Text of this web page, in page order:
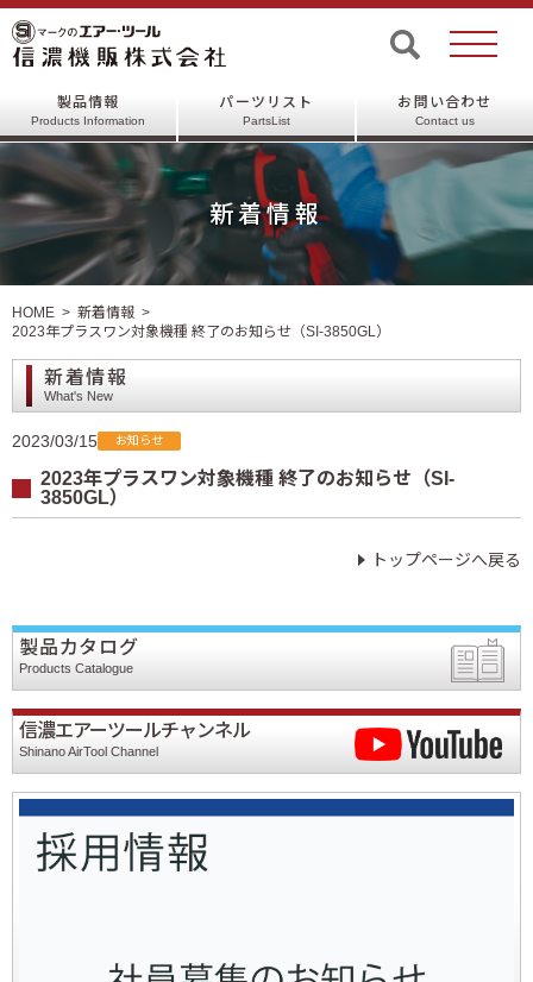
製品情報
Products Information
パーツリスト
PartsList
お問い合わせ
Contact us
新着情報
HOME
新着情報
2023年プラスワン対象機種 終了のお知らせ（SI-3850GL）
新着情報
What's New
2023/03/15 お知らせ
2023年プラスワン対象機種 終了のお知らせ（SI-
3850GL）
トップページへ戻る
製品カタログ
Products Catalogue
信濃エアーツールチャンネル
Shinano AirTool Channel